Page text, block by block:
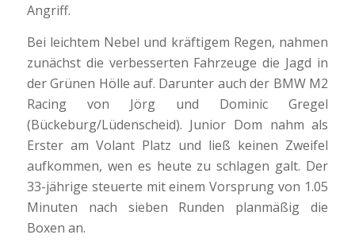
Angriff.
Bei leichtem Nebel und kräftigem Regen, nahmen
zunächst die verbesserten Fahrzeuge die Jagd in
der Grünen Hölle auf. Darunter auch der BMW M2
Racing von Jörg und Dominic Gregel
(Bückeburg/Lüdenscheid). Junior Dom nahm als
Erster am Volant Platz und ließ keinen Zweifel
aufkommen, wen es heute zu schlagen galt. Der
33-jährige steuerte mit einem Vorsprung von 1.05
Minuten nach sieben Runden planmäßig die
Boxen an.